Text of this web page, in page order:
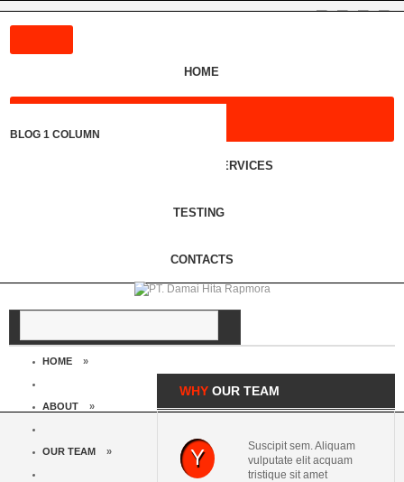
HOME
HISTORYFAQSOUR TEAM
PRODUCT AND SERVICES
OUR PRODUCTS
TESTING
BLOG 1 COLUMN
CONTACTS
HOME »
ABOUT »
OUR TEAM »
WHY OUR TEAM
Y
Suscipit sem. Aliquam
vulputate elit acquam
tristique sit amet